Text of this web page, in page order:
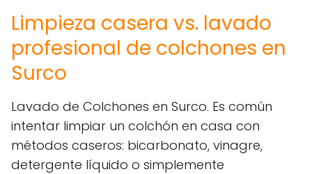
Limpieza casera vs. lavado
profesional de colchones en
Surco
Lavado de Colchones en Surco. Es común
intentar limpiar un colchón en casa con
métodos caseros: bicarbonato, vinagre,
detergente líquido o simplemente